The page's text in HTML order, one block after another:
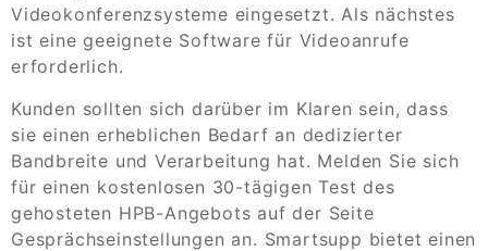
Videokonferenzsysteme eingesetzt. Als nächstes
ist eine geeignete Software für Videoanrufe
erforderlich.
Kunden sollten sich darüber im Klaren sein, dass
sie einen erheblichen Bedarf an dedizierter
Bandbreite und Verarbeitung hat. Melden Sie sich
für einen kostenlosen 30-tägigen Test des
gehosteten HPB-Angebots auf der Seite
Gesprächseinstellungen an. Smartsupp bietet einen